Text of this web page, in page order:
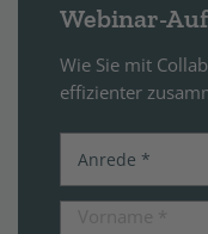
Webinar-
Wie Sie mit
effizienter